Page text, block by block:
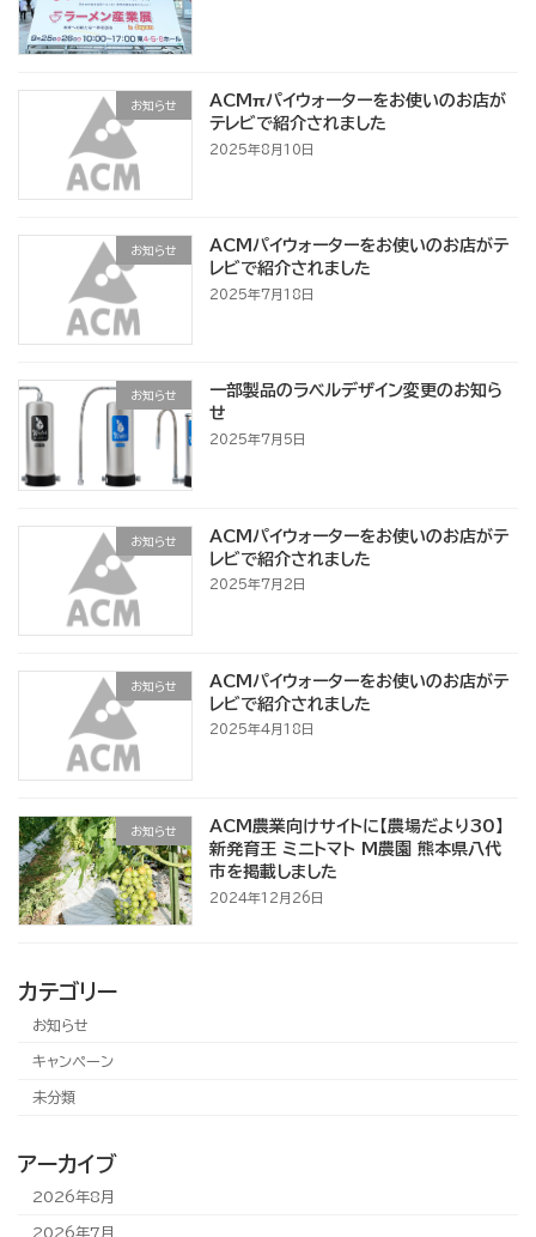
お知らせ
ACMπパイウォーターをお使いのお店が
テレビで紹介されました
2025年8月10日
お知らせ
ACMパイウォーターをお使いのお店がテ
レビで紹介されました
2025年7月18日
お知らせ
一部製品のラベルデザイン変更のお知ら
せ
2025年7月5日
お知らせ
ACMパイウォーターをお使いのお店がテ
レビで紹介されました
2025年7月2日
お知らせ
ACMパイウォーターをお使いのお店がテ
レビで紹介されました
2025年4月18日
お知らせ
ACM農業向けサイトに【農場だより30】
新発育王 ミニトマト M農園 熊本県八代
市を掲載しました
2024年12月26日
カテゴリー
お知らせ
キャンペーン
未分類
アーカイブ
2026年8月
2026年7月